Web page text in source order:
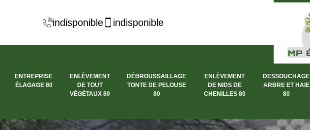
indisponible indisponible
ENTREPRISE
ÉLAGAGE 80
ENLÈVEMENT
DE TOUT
VÉGÉTAUX 80
DÉBROUSSAILLAGE
TONTE DE PELOUSE
80
ENLÈVEMENT
DE NIDS DE
CHENILLES 80
DESSOUCHAGE
ARBRE ET HAIE
80